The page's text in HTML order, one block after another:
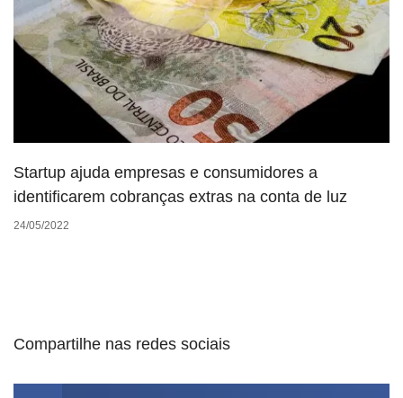
Startup ajuda empresas e consumidores a
identificarem cobranças extras na conta de luz
24/05/2022
Compartilhe nas redes sociais